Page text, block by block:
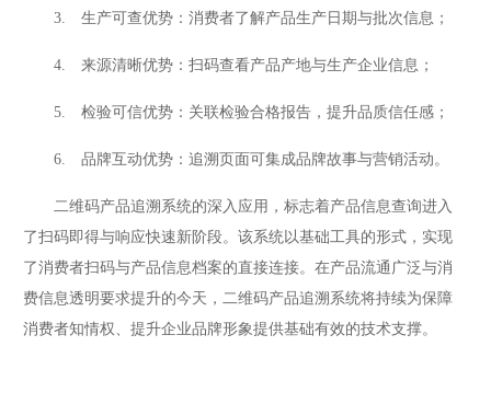
3. 生产可查优势：消费者了解产品生产日期与批次信息；
4. 来源清晰优势：扫码查看产品产地与生产企业信息；
5. 检验可信优势：关联检验合格报告，提升品质信任感；
6. 品牌互动优势：追溯页面可集成品牌故事与营销活动。
二维码产品追溯系统的深入应用，标志着产品信息查询进入
了扫码即得与响应快速新阶段。该系统以基础工具的形式，实现
了消费者扫码与产品信息档案的直接连接。在产品流通广泛与消
费信息透明要求提升的今天，二维码产品追溯系统将持续为保障
消费者知情权、提升企业品牌形象提供基础有效的技术支撑。